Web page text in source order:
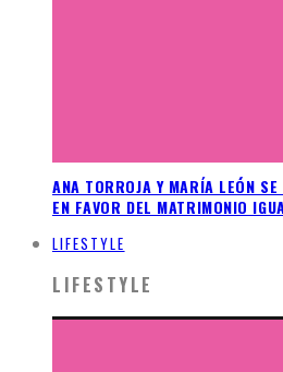
ANA TORROJA Y MARÍA LEÓN
EN FAVOR DEL MATRIMONIO
LIFESTYLE
LIFESTYLE